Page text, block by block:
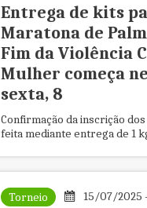
Entrega de kits
Maratona de
Fim da Violência
Mulher começa
sexta, 8
Confirmação da inscrição
feita mediante entrega de 1
Torneio 15/07/2025